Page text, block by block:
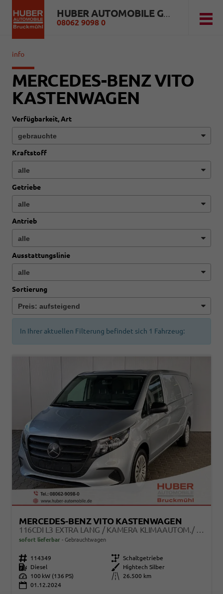
HUBER AUTOMOBILE GMBH
08062 9098 0
info
MERCEDES-BENZ VITO
KASTENWAGEN
Verfügbarkeit, Art
Kraftstoff
Getriebe
Antrieb
Ausstattungslinie
Sortierung
In Ihrer aktuellen Filterung befindet sich 1 Fahrzeug:
MERCEDES-BENZ VITO KASTENWAGEN
116CDI L3 EXTRA LANG / KAMERA KLIMAAUTOM./ AHK CARPLAY ALLWETTER
sofort lieferbar Gebrauchtwagen
Fahrzeugnr. 114349 Getriebe Schaltgetriebe
Kraftstoff
Diesel Außenfarbe
Hightech Silber
Leistung
100 kW (136 PS) Kilometerstand
26.500 km
01.12.2024